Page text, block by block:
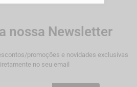
nossa Newsletter
promoções e novidades exclusivas
no seu email